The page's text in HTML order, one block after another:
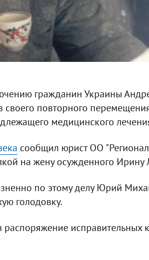
гражданин Украины
своего повторного
медицинского
сообщил юрист ОО
на жену осужденного Ирину
по этому делу Юрий
голодовку.
исправительных